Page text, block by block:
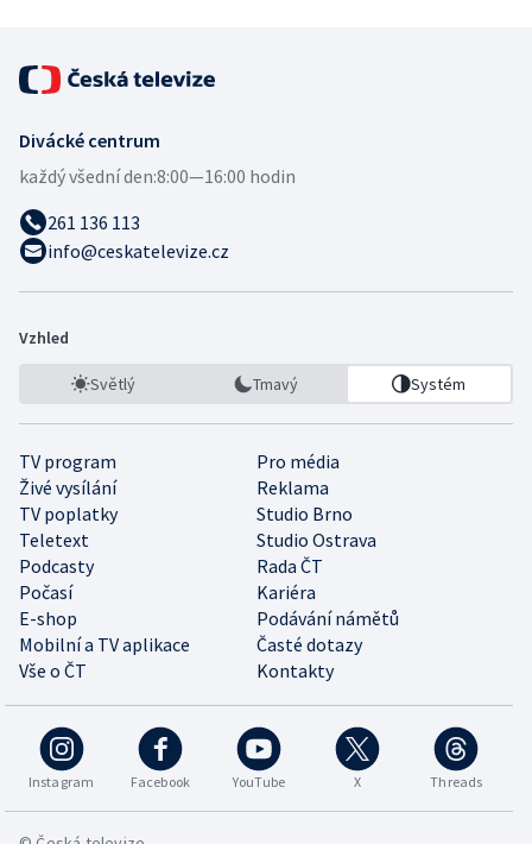
Divácké centrum
každý všední den:8:00—16:00 hodin
261 136 113
info@ceskatelevize.cz
Vzhled
Světlý Tmavý Systém
TV program
Pro média
Živé vysílání
Reklama
TV poplatky
Studio Brno
Teletext
Studio Ostrava
Podcasty
Rada ČT
Počasí
Kariéra
E-shop
Podávání námětů
Mobilní a TV aplikace
Časté dotazy
Vše o ČT
Kontakty
Instagram Facebook YouTube X Threads